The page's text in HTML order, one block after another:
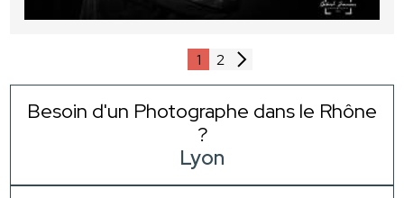
1 2
Besoin d'un Photographe dans le Rhône
?
Lyon